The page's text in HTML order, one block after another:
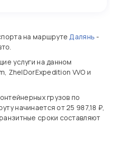
на маршрутеДалянь -
услуги на данном
ZhelDorExpedition VVO и
грузов по
начинается от 25 987,18 ₽,
сроки составляют